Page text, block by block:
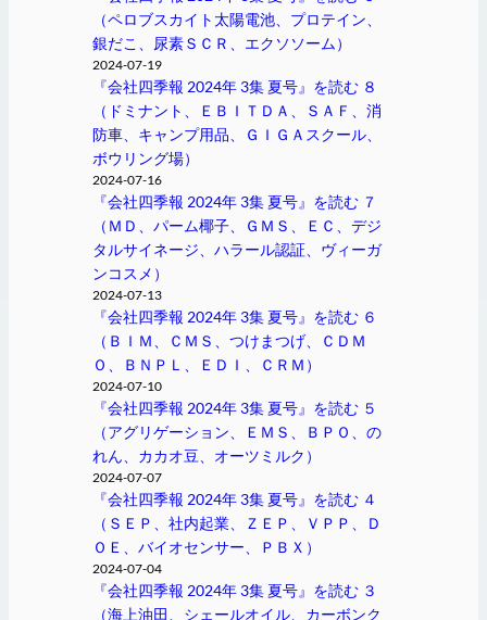
（ペロブスカイト太陽電池、プロテイン、
銀だこ、尿素ＳＣＲ、エクソソーム）
2024-07-19
『会社四季報 2024年 3集 夏号』を読む ８
（ドミナント、ＥＢＩＴＤＡ、ＳＡＦ、消
防車、キャンプ用品、ＧＩＧＡスクール、
ボウリング場）
2024-07-16
『会社四季報 2024年 3集 夏号』を読む ７
（ＭＤ、パーム椰子、ＧＭＳ、ＥＣ、デジ
タルサイネージ、ハラール認証、ヴィーガ
ンコスメ）
2024-07-13
『会社四季報 2024年 3集 夏号』を読む ６
（ＢＩＭ、ＣＭＳ、つけまつげ、ＣＤＭ
Ｏ、ＢＮＰＬ、ＥＤＩ、ＣＲＭ）
2024-07-10
『会社四季報 2024年 3集 夏号』を読む ５
（アグリゲーション、ＥＭＳ、ＢＰＯ、の
れん、カカオ豆、オーツミルク）
2024-07-07
『会社四季報 2024年 3集 夏号』を読む ４
（ＳＥＰ、社内起業、ＺＥＰ、ＶＰＰ、Ｄ
ＯＥ、バイオセンサー、ＰＢＸ）
2024-07-04
『会社四季報 2024年 3集 夏号』を読む ３
（海上油田、シェールオイル、カーボンク